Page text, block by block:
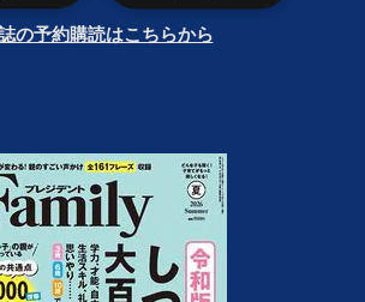
の予約購読はこちらから